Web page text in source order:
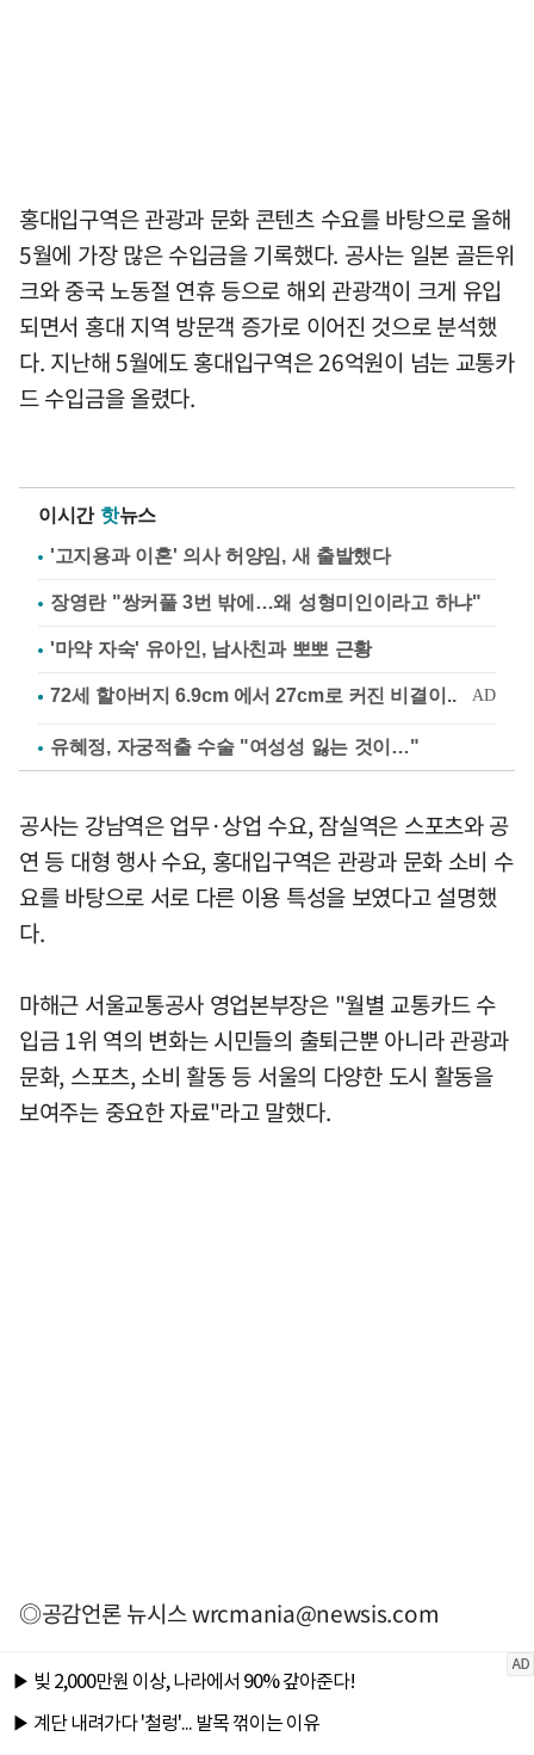
홍대입구역은 관광과 문화 콘텐츠 수요를 바탕으로 올해
5월에 가장 많은 수입금을 기록했다. 공사는 일본 골든위
크와 중국 노동절 연휴 등으로 해외 관광객이 크게 유입
되면서 홍대 지역 방문객 증가로 이어진 것으로 분석했
다. 지난해 5월에도 홍대입구역은 26억원이 넘는 교통카
드 수입금을 올렸다.
이시간 핫뉴스
'고지용과 이혼' 의사 허양임, 새 출발했다
장영란 "쌍커풀 3번 밖에…왜 성형미인이라고 하냐"
'마약 자숙' 유아인, 남사친과 뽀뽀 근황
유혜정, 자궁적출 수술 "여성성 잃는 것이…"
공사는 강남역은 업무·상업 수요, 잠실역은 스포츠와 공
연 등 대형 행사 수요, 홍대입구역은 관광과 문화 소비 수
요를 바탕으로 서로 다른 이용 특성을 보였다고 설명했
다.
마해근 서울교통공사 영업본부장은 "월별 교통카드 수
입금 1위 역의 변화는 시민들의 출퇴근뿐 아니라 관광과
문화, 스포츠, 소비 활동 등 서울의 다양한 도시 활동을
보여주는 중요한 자료"라고 말했다.
◎공감언론 뉴시스wrcmania@newsis.com